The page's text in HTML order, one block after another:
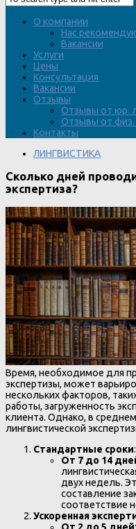
О компании
Нас
Вакансии
Услуги
Цены
Консультация
Вакансии
Отзывы
Отзывы от юр.
Отзывы от физ.
Контакты
ЛИНГВИСТИКА
Сколько дней
экспертиза?
Время, необходимое для
экспертизы, может
нескольких факторов,
работы, загруженность
клиента. Однако, в
лингвистической
Стандартные сроки:
От 7 до 14
двух недель.
составление
соответствие
Ускоренная